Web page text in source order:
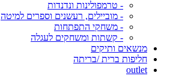
- טרמפולינות ונדנדות
- מוביילים, רעשנים וספרים למיטה
- משחקי התפתחות
- קשתות ומשחקים לעגלה
מנשאים ותיקים
חליפות ברית /בריתה
outlet